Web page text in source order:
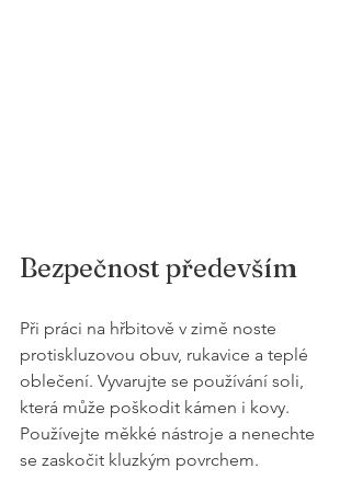
Bezpečnost především
Při práci na hřbitově v zimě noste
protiskluzovou obuv, rukavice a teplé
oblečení. Vyvarujte se používání soli,
která může poškodit kámen i kovy.
Používejte měkké nástroje a nenechte
se zaskočit kluzkým povrchem.